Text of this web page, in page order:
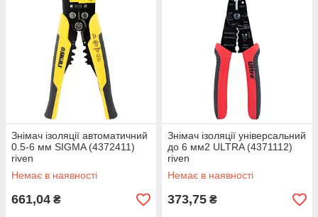
Знімач ізоляції автоматичний
0.5-6 мм SIGMA (4372411)
riven
Немає в наявності
661,04 ₴
Знімач ізоляції універсальний
до 6 мм2 ULTRA (4371112)
riven
Немає в наявності
373,75 ₴